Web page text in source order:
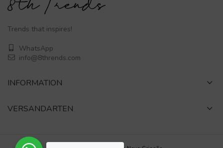
Trends that inspires!
WhatsApp
info@8thrends.com
INFORMATION
VERSANDARTEN